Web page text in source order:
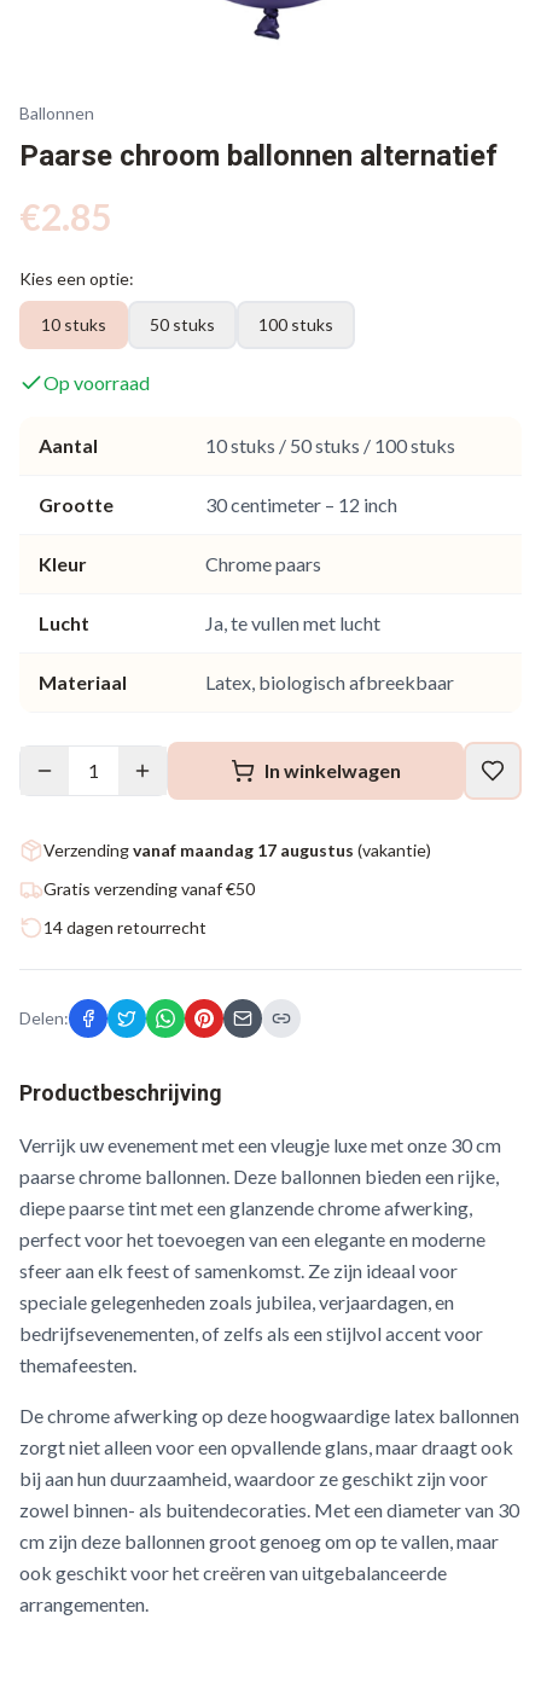
Ballonnen
Paarse chroom ballonnen alternatief
€2.85
Kies een optie:
10 stuks 50 stuks 100 stuks
Op voorraad
Aantal 10 stuks / 50 stuks / 100 stuks
Grootte 30 centimeter – 12 inch
Kleur Chrome paars
Lucht Ja, te vullen met lucht
Materiaal Latex, biologisch afbreekbaar
1 In winkelwagen
Verzendingvanaf maandag 17 augustus (vakantie)
Gratis verzending vanaf €50
14 dagen retourrecht
Delen:
Productbeschrijving
Verrijk uw evenement met een vleugje luxe met onze 30 cm
paarse chrome ballonnen. Deze ballonnen bieden een rijke,
diepe paarse tint met een glanzende chrome afwerking,
perfect voor het toevoegen van een elegante en moderne
sfeer aan elk feest of samenkomst. Ze zijn ideaal voor
speciale gelegenheden zoals jubilea, verjaardagen, en
bedrijfsevenementen, of zelfs als een stijlvol accent voor
themafeesten.
De chrome afwerking op deze hoogwaardige latex ballonnen
zorgt niet alleen voor een opvallende glans, maar draagt ook
bij aan hun duurzaamheid, waardoor ze geschikt zijn voor
zowel binnen- als buitendecoraties. Met een diameter van 30
cm zijn deze ballonnen groot genoeg om op te vallen, maar
ook geschikt voor het creëren van uitgebalanceerde
arrangementen.